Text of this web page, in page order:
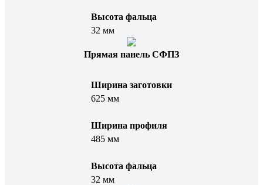
Высота фальца
32 мм
Прямая панель СФПЗ
Ширина заготовки
625 мм
Ширина профиля
485 мм
Высота фальца
32 мм